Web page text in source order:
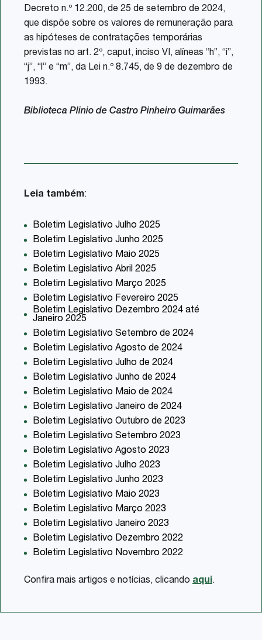
Decreto n.º 12.200, de 25 de setembro de 2024,
que dispõe sobre os valores de remuneração para
as hipóteses de contratações temporárias
previstas no art. 2º, caput, inciso VI, alíneas “h”, “i”,
“j”, “l” e “m”, da Lei n.º 8.745, de 9 de dezembro de
1993.
Biblioteca Plinio de Castro Pinheiro Guimarães
Leia também:
Boletim Legislativo Julho 2025
Boletim Legislativo Junho 2025
Boletim Legislativo Maio 2025
Boletim Legislativo Abril 2025
Boletim Legislativo Março 2025
Boletim Legislativo Fevereiro 2025
Boletim Legislativo Dezembro 2024 até
Janeiro 2025
Boletim Legislativo Setembro de 2024
Boletim Legislativo Agosto de 2024
Boletim Legislativo Julho de 2024
Boletim Legislativo Junho de 2024
Boletim Legislativo Maio de 2024
Boletim Legislativo Janeiro de 2024
Boletim Legislativo Outubro de 2023
Boletim Legislativo Setembro 2023
Boletim Legislativo Agosto 2023
Boletim Legislativo Julho 2023
Boletim Legislativo Junho 2023
Boletim Legislativo Maio 2023
Boletim Legislativo Março 2023
Boletim Legislativo Janeiro 2023
Boletim Legislativo Dezembro 2022
Boletim Legislativo Novembro 2022
Confira mais artigos e notícias, clicando aqui.